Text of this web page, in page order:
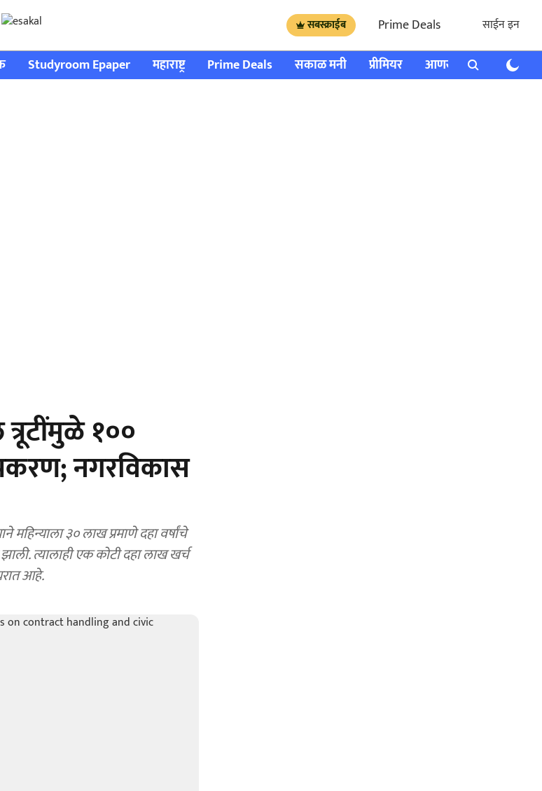
सबस्क्राईब Prime Deals साईन इन
Studyroom Epaper महाराष्ट्र Prime Deals सकाळ मनी प्रीमियर आणखी राशी भविष्य
१००
नगरविकास
३० लाख प्रमाणे दहा वर्षांचे
त्यालाही एक कोटी दहा लाख खर्च
आहे.